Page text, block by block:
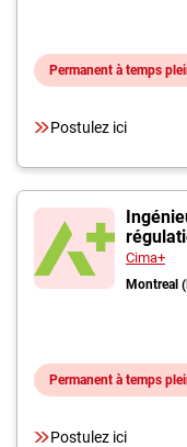
Permanent à temps
Postulez ici
Cima+
Montreal
Permanent à temps
Postulez ici